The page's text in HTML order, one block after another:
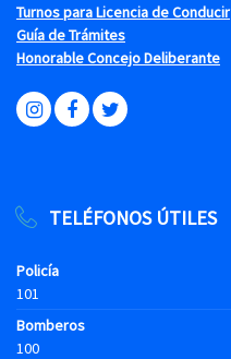
Turnos para Licencia de Conducir
Guía de Trámites
Honorable Concejo Deliberante
TELÉFONOS ÚTILES
Policía
101
Bomberos
100